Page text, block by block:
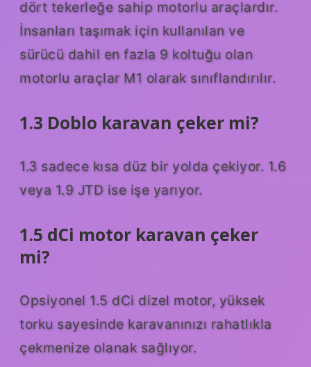
dört tekerleğe sahip motorlu araçlardır.
İnsanları taşımak için kullanılan ve
sürücü dahil en fazla 9 koltuğu olan
motorlu araçlar M1 olarak sınıflandırılır.
1.3 Doblo karavan çeker mi?
1.3 sadece kısa düz bir yolda çekiyor. 1.6
veya 1.9 JTD ise işe yarıyor.
1.5 dCi motor karavan çeker
mi?
Opsiyonel 1.5 dCi dizel motor, yüksek
torku sayesinde karavanınızı rahatlıkla
çekmenize olanak sağlıyor.